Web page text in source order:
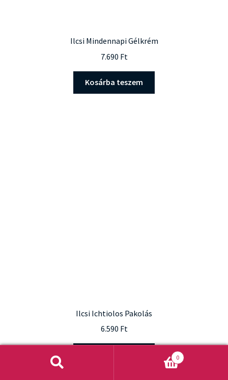
Ilcsi Mindennapi Gélkrém
7.690 Ft
Kosárba teszem
Ilcsi Ichtiolos Pakolás
6.590 Ft
0